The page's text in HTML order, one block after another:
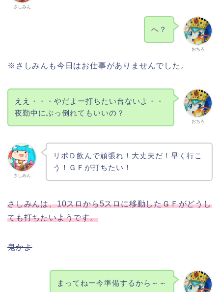
さしみん
おちろ
へ？
※さしみんも今日はお仕事がありませんでした。
おちろ
ええ・・・やだよー打ちたい台ないよ・・
夜勤中にぶっ倒れてもいいの？
さしみん
リポＤ飲んで頑張れ！大丈夫だ！早く行こ
う！ＧＦが打ちたい！
さしみんは、10スロから5スロに移動したＧＦがどうし
ても打ちたいようです。
鬼かよ
まってねー今準備するから～～